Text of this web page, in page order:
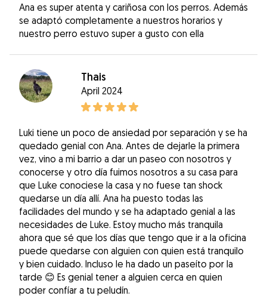
Ana es super atenta y cariñosa con los perros. Además
se adaptó completamente a nuestros horarios y
nuestro perro estuvo super a gusto con ella
Thais
April 2024
Luki tiene un poco de ansiedad por separación y se ha
quedado genial con Ana. Antes de dejarle la primera
vez, vino a mi barrio a dar un paseo con nosotros y
conocerse y otro día fuimos nosotros a su casa para
que Luke conociese la casa y no fuese tan shock
quedarse un día allí. Ana ha puesto todas las
facilidades del mundo y se ha adaptado genial a las
necesidades de Luke. Estoy mucho más tranquila
ahora que sé que los días que tengo que ir a la oficina
puede quedarse con alguien con quien está tranquilo
y bien cuidado. Incluso le ha dado un paseíto por la
tarde 😊 Es genial tener a alguien cerca en quien
poder confíar a tu peludín.